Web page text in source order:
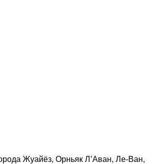
Жуайёз, Орньяк Л’Аван, Ле-Ван,